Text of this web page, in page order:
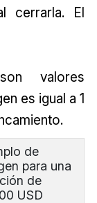
cerrarla. El
valores
es igual a 1
de
para una
de
USD